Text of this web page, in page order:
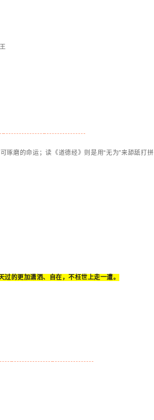
琢磨的命运；读《道德经》则是用“无为”来舔舐打拼
的更加潇洒、自在，不枉世上走一遭。